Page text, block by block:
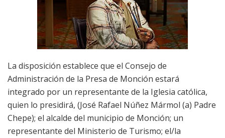
La disposición establece que el Consejo de
Administración de la Presa de Monción estará
integrado por un representante de la Iglesia católica,
quien lo presidirá, (José Rafael Núñez Mármol (a) Padre
Chepe); el alcalde del municipio de Monción; un
representante del Ministerio de Turismo; el/la